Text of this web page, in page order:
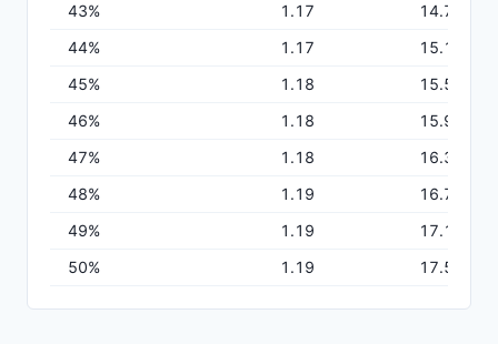
43% 1.17
14.78
44% 1.17
15.17
45% 1.18
15.56
46% 1.18
15.96
47% 1.18
16.35
48% 1.19
16.75
49% 1.19
17.16
50% 1.19 17.56